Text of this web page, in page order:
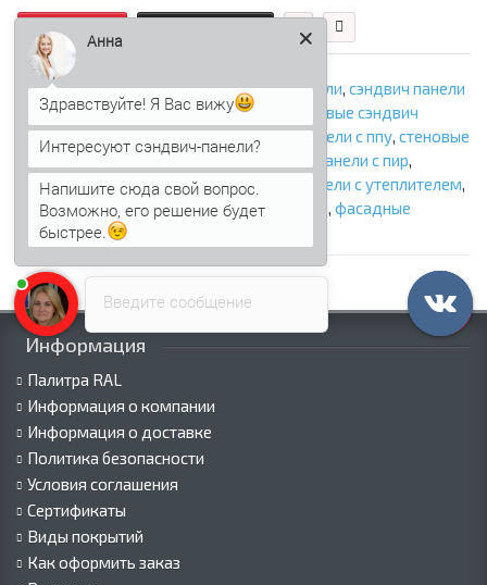
сэндвич панели,стеновые сэндвич панели, сэндвич панели
стеновые, сэндвич панели для стен
стеновые сэндвич
панели с минватой,стеновые сэндвич панели с ппу, стеновые
сэндвич панели с ппс
стеновые сэндвич панели с пир,
стеновые панели,утепленные панели панели с утеплителем,
сэндвич панели стеновые с наполнителем , фасадные
сэндвич панели
Информация
Палитра RAL
Информация о компании
Информация о доставке
Политика безопасности
Условия соглашения
Сертификаты
Виды покрытий
Как оформить заказ
Введите сообщение
Анна
Здравствуйте! Я Вас вижу
Интересуют сэндвич-панели?
Напишите сюда свой вопрос.
Возможно, его решение будет
быстрее.